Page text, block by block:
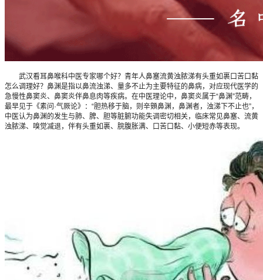
武汉看耳鼻喉科中医专家哪个好？青年人鼻塞流黄浊脓涕有头重如裹口苦口黏
怎么调理好？鼻渊是指以鼻流浊涕、量多不止为主要特征的鼻病，对应现代医学的
急慢性鼻窦炎、鼻窦炎伴鼻息肉等疾病。在中医理论中，鼻窦炎属于“鼻渊”范畴，
最早见于《素问·气厥论》：“胆热移于脑，则辛頞鼻渊，鼻渊者，浊涕下不止也”，
中医认为鼻渊的发生与肺、脾、胆等脏腑功能失调密切相关，临床常见鼻塞、流黄
浊脓涕、嗅觉减退，伴有头重如裹、脘腹胀满、口苦口黏、小便短赤等表现。